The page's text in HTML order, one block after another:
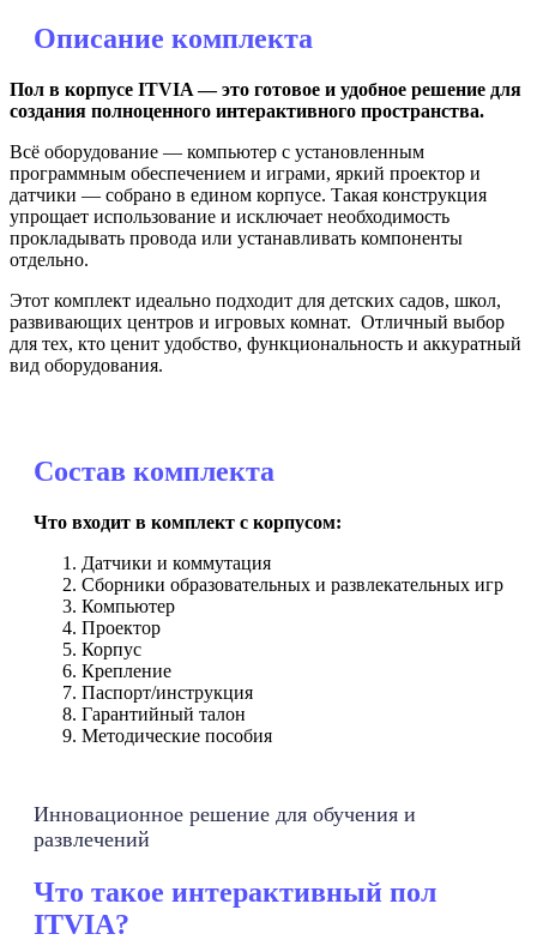
Описание комплекта
Пол в корпусе ITVIA — это готовое и удобное решение для
создания полноценного интерактивного пространства.
Всё оборудование — компьютер с установленным
программным обеспечением и играми, яркий проектор и
датчики — собрано в едином корпусе. Такая конструкция
упрощает использование и исключает необходимость
прокладывать провода или устанавливать компоненты
отдельно.
Этот комплект идеально подходит для детских садов, школ,
развивающих центров и игровых комнат. Отличный выбор
для тех, кто ценит удобство, функциональность и аккуратный
вид оборудования.
Состав комплекта
Что входит в комплект с корпусом:
Датчики и коммутация
Сборники образовательных и развлекательных игр
Компьютер
Проектор
Корпус
Крепление
Паспорт/инструкция
Гарантийный талон
Методические пособия
Инновационное решение для обучения и
развлечений
Что такое интерактивный пол
ITVIA?